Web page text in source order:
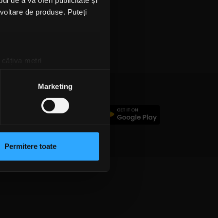
de produse. Puteți
metri
la
secțiunea cu detalii
cu privire la modul în
urma folosirii serviciilor
Marketing
Permitere toate